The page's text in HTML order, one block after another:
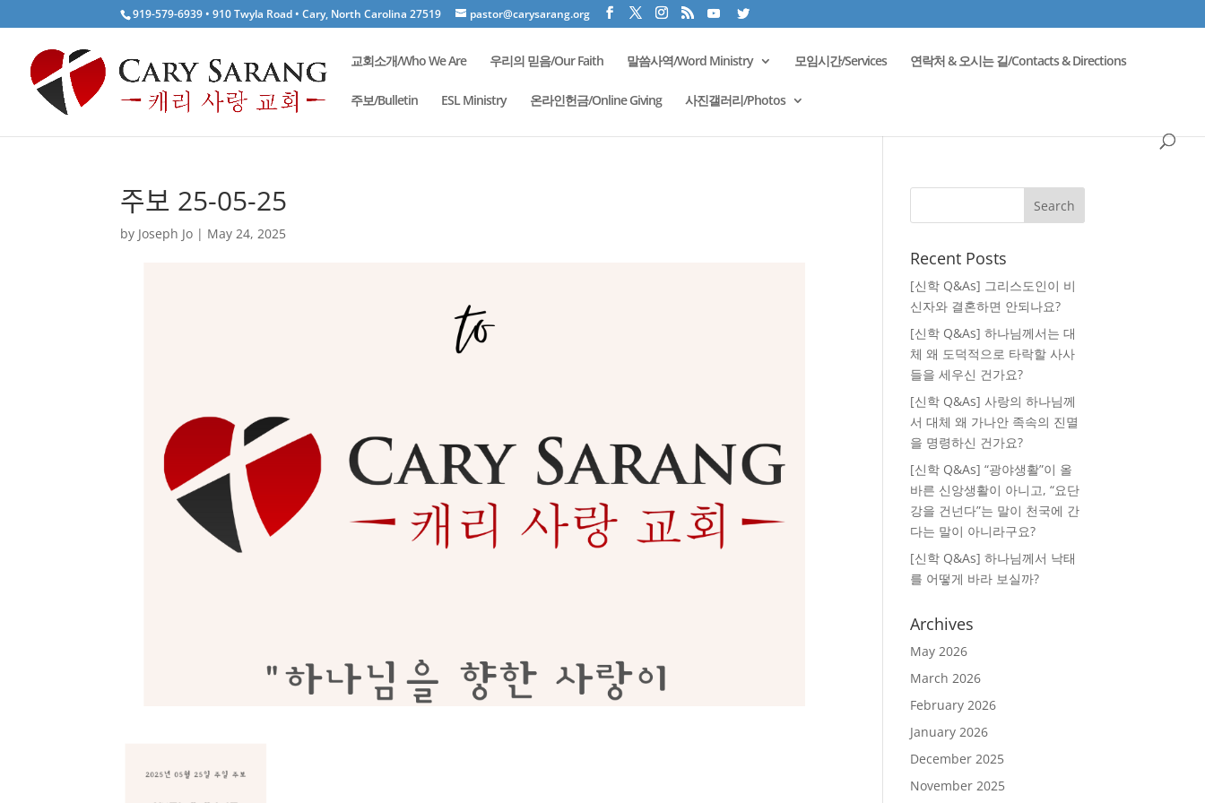
919-579-6939 • 910 Twyla Road • Cary, North Carolina 27519 pastor@carysarang.org
교회소개/Who We Are 우리의 믿음/Our Faith 말씀사역/Word Ministry 모임시간/Services 연락처 & 오시는 길/Contacts & Directions
주보/Bulletin ESL Ministry 온라인헌금/Online Giving 사진갤러리/Photos
주보 25-05-25
by Joseph Jo | May 24, 2025
Recent Posts
[신학 Q&As] 그리스도인이 비
신자와 결혼하면 안되나요?
[신학 Q&As] 하나님께서는 대
체 왜 도덕적으로 타락할 사사
들을 세우신 건가요?
[신학 Q&As] 사랑의 하나님께
서 대체 왜 가나안 족속의 진멸
을 명령하신 건가요?
[신학 Q&As] “광야생활”이 올
바른 신앙생활이 아니고, “요단
강을 건넌다”는 말이 천국에 간
다는 말이 아니라구요?
[신학 Q&As] 하나님께서 낙태
를 어떻게 바라 보실까?
Archives
May 2026
March 2026
February 2026
January 2026
December 2025
November 2025